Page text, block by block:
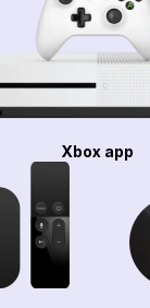
Xbox app